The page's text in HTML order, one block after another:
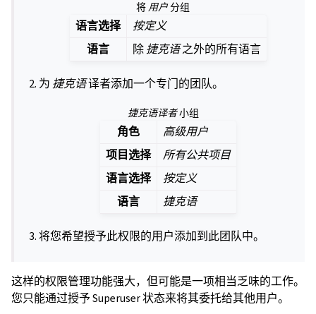
将用户分组
语言选择
按定义
语言
除捷克语之外的所有语言
为捷克语译者添加一个专门的团队。
捷克语译者小组
角色
高级用户
项目选择
所有公共项目
语言选择
按定义
语言
捷克语
将您希望授予此权限的用户添加到此团队中。
这样的权限管理功能强大，但可能是一项相当乏味的工作。
您只能通过授予 Superuser 状态来将其委托给其他用户。